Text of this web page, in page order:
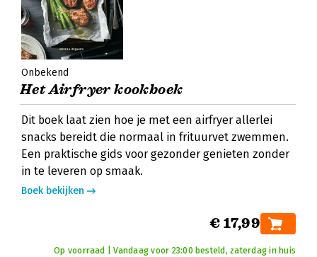
Onbekend
Het Airfryer kookboek
Dit boek laat zien hoe je met een airfryer allerlei
snacks bereidt die normaal in frituurvet zwemmen.
Een praktische gids voor gezonder genieten zonder
in te leveren op smaak.
Boek bekijken
€ 17,99
Op voorraad | Vandaag voor 23:00 besteld, zaterdag in huis